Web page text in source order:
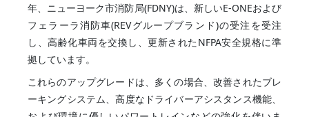
年、ニューヨーク市消防局(FDNY)は、新しいE-ONEおよび
フェラーラ消防車(REVグループブランド)の受注を受注
し、高齢化車両を交換し、更新されたNFPA安全規格に準
拠しています。
これらのアップグレードは、多くの場合、改善されたブレ
ーキングシステム、高度なドライバーアシスタンス機能、